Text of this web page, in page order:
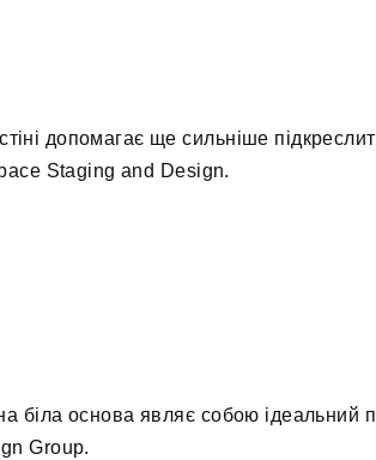
допомагає ще сильніше
Staging and Design.
біла основа являє собою ідеальний
Group.